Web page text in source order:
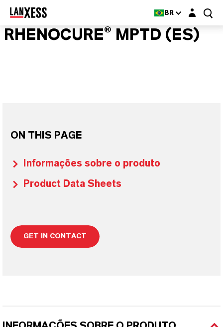
BR Login layer
RHENOCURE® MPTD (ES)
ON THIS PAGE
Informações sobre o produto
Product Data Sheets
GET IN CONTACT